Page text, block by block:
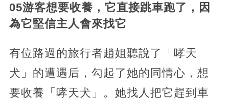
05游客想要收養，它直接跳車跑了，因
為它堅信主人會來找它
有位路過的旅行者趙姐聽說了「哮天
犬」的遭遇后，勾起了她的同情心，想
要收養「哮天犬」。她找人把它趕到車